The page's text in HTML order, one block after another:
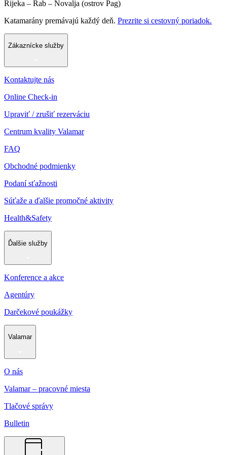
Rijeka – Rab – Novalja (ostrov Pag)
Katamarány premávajú každý deň. Prezrite si cestovný poriadok.
Zákaznícke služby
Kontaktujte nás
Online Check-in
Upraviť / zrušiť rezerváciu
Centrum kvality Valamar
FAQ
Obchodné podmienky
Podaní sťažnosti
Súťaže a ďalšie promočné aktivity
Health&Safety
Ďalšie služby
Konference a akce
Agentúry
Darčekové poukážky
Valamar
O nás
Valamar – pracovné miesta
Tlačové správy
Bulletin